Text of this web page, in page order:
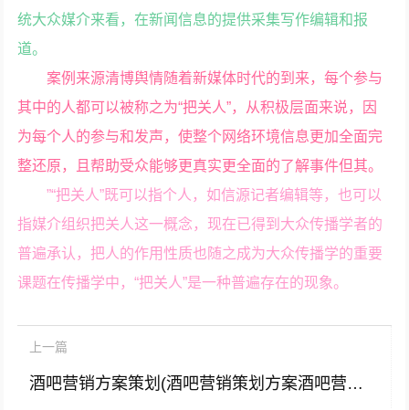
统大众媒介来看，在新闻信息的提供采集写作编辑和报
道。
案例来源清博舆情随着新媒体时代的到来，每个参与
其中的人都可以被称之为“把关人”，从积极层面来说，因
为每个人的参与和发声，使整个网络环境信息更加全面完
整还原，且帮助受众能够更真实更全面的了解事件但其。
”“把关人”既可以指个人，如信源记者编辑等，也可以
指媒介组织把关人这一概念，现在已得到大众传播学者的
普遍承认，把人的作用性质也随之成为大众传播学的重要
课题在传播学中，“把关人”是一种普遍存在的现象。
上一篇
酒吧营销方案策划(酒吧营销策划方案酒吧营销技巧)